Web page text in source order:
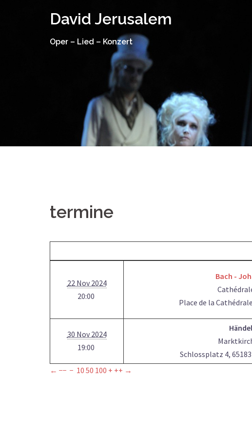
David Jerusalem
Oper – Lied – Konzert
termine
22 Nov 2024
20:00
Bach -
Place de la
30 Nov 2024
19:00
Schlossplatz 4,
← −− − 10 50 100 + ++ →